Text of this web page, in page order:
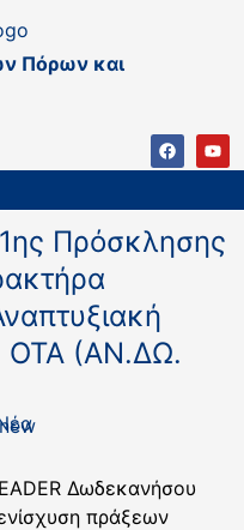
Πόρων και
Πρόσκλησης
ΟΤΑ (ΑΝ.ΔΩ.
Δωδεκανήσου
πράξεων